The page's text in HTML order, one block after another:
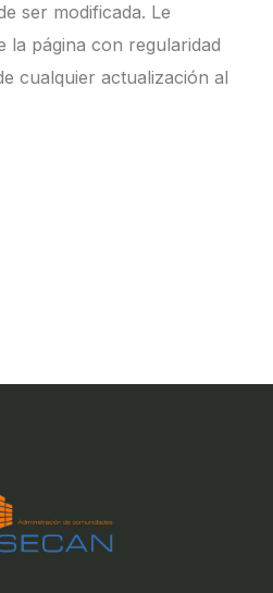
ser modificada. Le
la página con regularidad
cualquier actualización al